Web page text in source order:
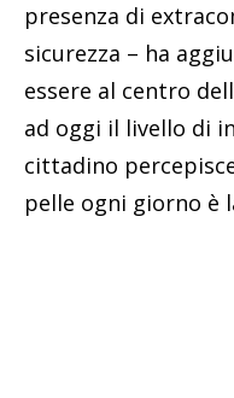
presenza di
sicurezza – ha
essere al centro
ad oggi il livello di
cittadino
pelle ogni giorno è